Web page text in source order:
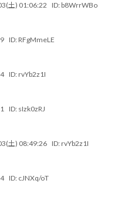
土) 01:06:22 ID: b8WrrWBo
ID: RFgMmeLE
ID: rvYb2z1I
ID: sIzk0zRJ
土) 08:49:26 ID: rvYb2z1I
ID: cJNXq/oT